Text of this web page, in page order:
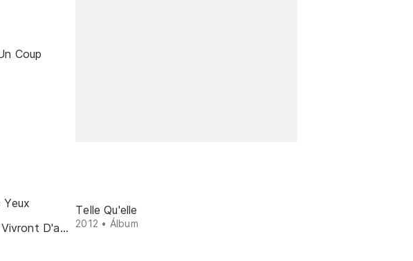
Coup
Yeux
Quand Les Hommes Vivront D'amour
Telle Qu'elle
2012 • Álbum